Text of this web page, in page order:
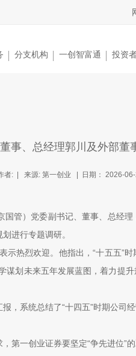
分支机构 一创智富通 投资
事、总经理郭川及外部董
者: | 来源: 第一创业 | 日期： 2026-
管）党委副书记、董事、总经
进行专题调研。
热烈欢迎。他指出，“十五五”
划未来五年发展蓝图，着力提
，系统总结了“十四五”时期公
第一创业证券要坚定“争先进位”